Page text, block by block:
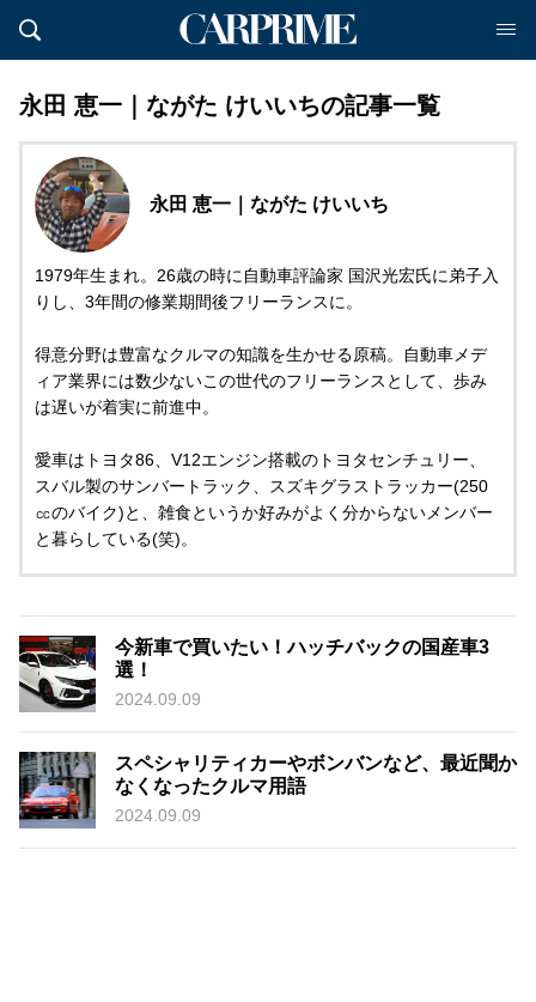
永田 恵一｜ながた けいいちの記事一覧
永田 恵一｜ながた けいいち
1979年生まれ。26歳の時に自動車評論家 国沢光宏氏に弟子入
りし、3年間の修業期間後フリーランスに。
得意分野は豊富なクルマの知識を生かせる原稿。自動車メデ
ィア業界には数少ないこの世代のフリーランスとして、歩み
は遅いが着実に前進中。
愛車はトヨタ86、V12エンジン搭載のトヨタセンチュリー、
スバル製のサンバートラック、スズキグラストラッカー(250
㏄のバイク)と、雑食というか好みがよく分からないメンバー
と暮らしている(笑)。
今新車で買いたい！ハッチバックの国産車3
選！
2024.09.09
スペシャリティカーやボンバンなど、最近聞か
なくなったクルマ用語
2024.09.09